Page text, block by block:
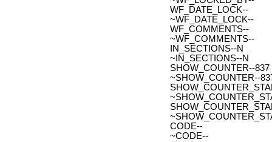
WF_DATE_LOCK--
~WF_DATE_LOCK--
WF_COMMENTS--
~WF_COMMENTS--
IN_SECTIONS--N
~IN_SECTIONS--N
SHOW_COUNTER--837
~SHOW_COUNTER--
CODE--
~CODE--